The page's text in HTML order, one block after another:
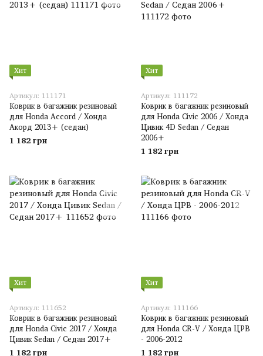
Хит
Артикул: 111171
Коврик в багажник резиновый
для Honda Accord / Хонда
Акорд 2013+ (седан)
1 182 грн
Хит
Артикул: 111172
Коврик в багажник резиновый
для Honda Civic 2006 / Хонда
Цивик 4D Sedan / Седан
2006+
1 182 грн
Хит
Артикул: 111652
Коврик в багажник резиновый
для Honda Civic 2017 / Хонда
Цивик Sedan / Седан 2017+
1 182 грн
Хит
Артикул: 111166
Коврик в багажник резиновый
для Honda CR-V / Хонда ЦРВ
- 2006-2012
1 182 грн